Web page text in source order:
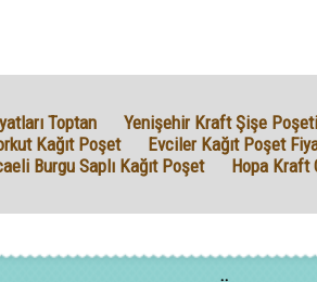
Toptan Yenişehir Kraft Şişe Poşeti
Kağıt Poşet Evciler Kağıt Poşet
Burgu Saplı Kağıt Poşet Hopa Kraft